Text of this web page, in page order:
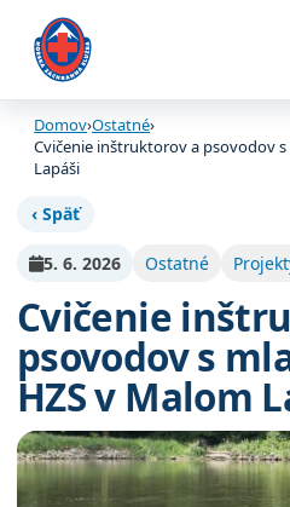
Domov›Ostatné›
Cvičenie inštruktorov a psovodov
Lapáši
‹ Späť
5. 6. 2026 Ostatné
Cvičenie
psovodov s
HZS v Malom